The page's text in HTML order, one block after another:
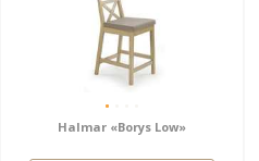
Halmar «Borys Low»